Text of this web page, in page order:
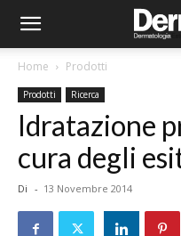
Home Prodotti
Prodotti Ricerca
Idratazione
cura degli
Di - 13 Novembre 2014